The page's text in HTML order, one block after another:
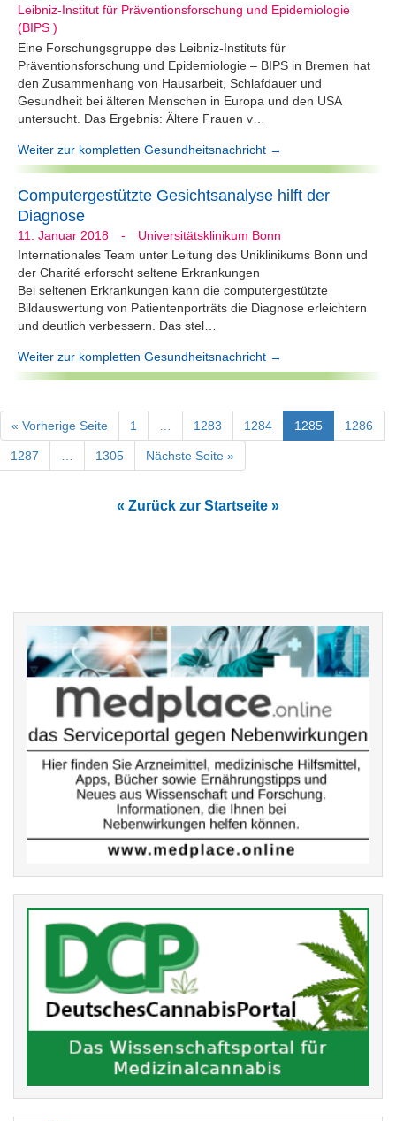
Leibniz-Institut für Präventionsforschung und Epidemiologie
(BIPS )
Eine Forschungsgruppe des Leibniz-Instituts für
Präventionsforschung und Epidemiologie – BIPS in Bremen hat
den Zusammenhang von Hausarbeit, Schlafdauer und
Gesundheit bei älteren Menschen in Europa und den USA
untersucht. Das Ergebnis: Ältere Frauen v…
Weiter zur kompletten Gesundheitsnachricht →
Computergestützte Gesichtsanalyse hilft der
Diagnose
11. Januar 2018 -
Universitätsklinikum Bonn
Internationales Team unter Leitung des Uniklinikums Bonn und
der Charité erforscht seltene Erkrankungen
Bei seltenen Erkrankungen kann die computergestützte
Bildauswertung von Patientenporträts die Diagnose erleichtern
und deutlich verbessern. Das stel…
Weiter zur kompletten Gesundheitsnachricht →
« Vorherige Seite 1 … 1283 1284 1285 1286
1287 … 1305 Nächste Seite »
« Zurück zur Startseite »